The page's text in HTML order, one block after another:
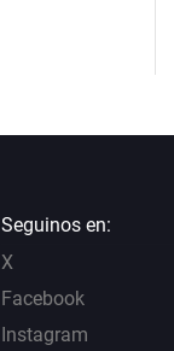
Seguinos en:
X
Facebook
Instagram